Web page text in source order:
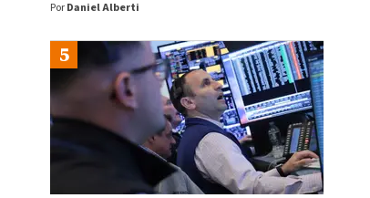
Por Daniel Alberti